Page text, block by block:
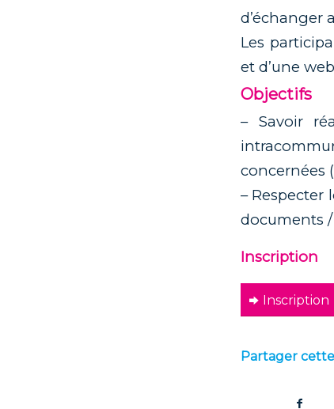
d’échanger
Les
et d’une
Objectifs
– Savoir
concernées
–
documents
Inscription
Inscription
Partager